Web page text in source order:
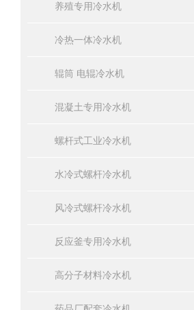
养殖专用冷水机
冷热一体冷水机
辊筒 电辊冷水机
混凝土专用冷水机
螺杆式工业冷水机
水冷式螺杆冷水机
风冷式螺杆冷水机
反应釜专用冷水机
高分子材料冷水机